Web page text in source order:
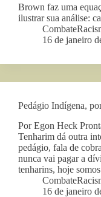
Brown faz uma
ilustrar sua análise:
16 de janeiro
Pedágio Indígena,
Por Egon Heck
Tenharim dá outra
pedágio, fala de
nunca vai pagar a
tenharins, hoje
16 de janeiro